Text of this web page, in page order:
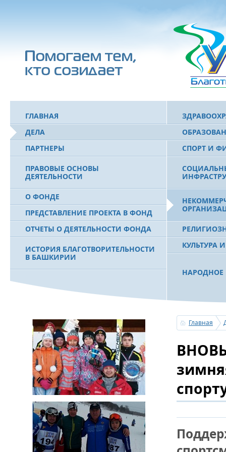
ГЛАВНАЯ
ДЕЛА
ПАРТНЕРЫ
ПРАВОВЫЕ ОСНОВЫ
ДЕЯТЕЛЬНОСТИ
О ФОНДЕ
ПРЕДСТАВЛЕНИЕ ПРОЕКТА В ФОНД
ОТЧЕТЫ О ДЕЯТЕЛЬНОСТИ ФОНДА
ИСТОРИЯ БЛАГОТВОРИТЕЛЬНОСТИ
В БАШКИРИИ
МУРТАЗЕ РАХИМОВЕ
СПОРТ И
КУЛЬТУРА
НАРОДНОЕ
«УРАЛ»
ОГОНЬ -
ПОЖАРОВ
Главная